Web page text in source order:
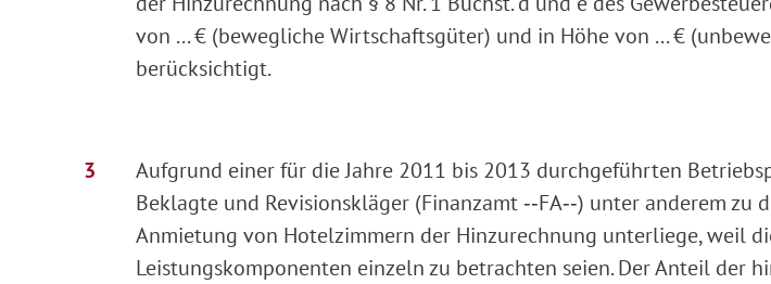
von ... € (bewegliche Wirtschaftsgüter) und in Höhe von ... €
berücksichtigt.
Aufgrund einer für die Jahre 2011 bis 2013 durchgeführten
Beklagte und Revisionskläger (Finanzamt ‑‑FA‑‑) unter anderem zu
Anmietung von Hotelzimmern der Hinzurechnung unterliege, weil
Leistungskomponenten einzeln zu betrachten seien. Der Anteil der